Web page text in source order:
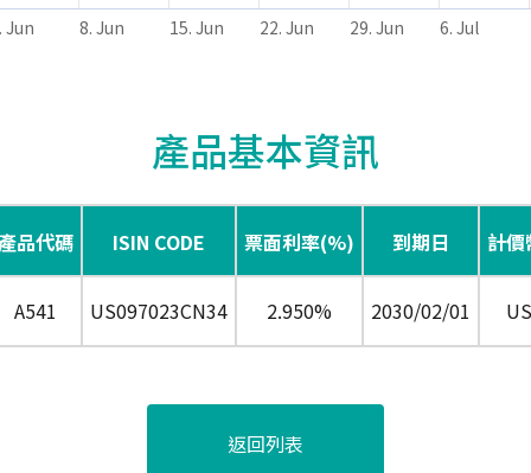
Jun 8. Jun 15. Jun 22. Jun 29. Jun 6. Jul
產品基本資訊
產品代碼 ISIN CODE 票面利率(%) 到期日 計
A541 US097023CN34 2.950% 2030/02/01
返回列表